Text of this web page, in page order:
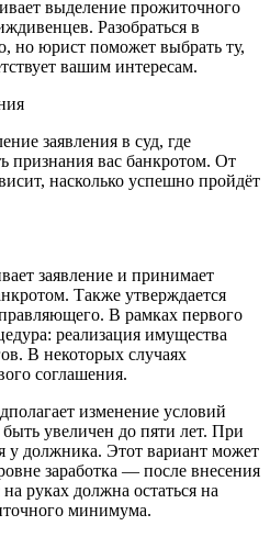
выделение прожиточного
Разобраться в
но юрист поможет выбрать ту,
вашим интересам.
заявления в суд, где
признания вас банкротом. От
насколько успешно пройдёт
заявление и принимает
Также утверждается
В рамках первого
реализация имущества
В некоторых случаях
соглашения.
изменение условий
увеличен до пяти лет. При
у должника. Этот вариант может
заработка — после внесения
руках должна остаться на
минимума.